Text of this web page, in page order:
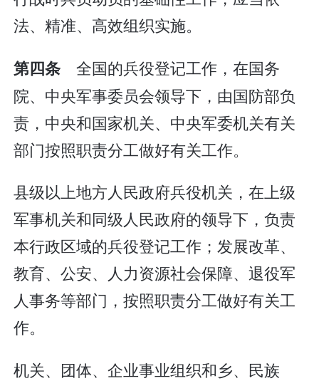
法、精准、高效组织实施。
第四条全国的兵役登记工作，在国务
院、中央军事委员会领导下，由国防部负
责，中央和国家机关、中央军委机关有关
部门按照职责分工做好有关工作。
县级以上地方人民政府兵役机关，在上级
军事机关和同级人民政府的领导下，负责
本行政区域的兵役登记工作；发展改革、
教育、公安、人力资源社会保障、退役军
人事务等部门，按照职责分工做好有关工
作。
机关、团体、企业事业组织和乡、民族